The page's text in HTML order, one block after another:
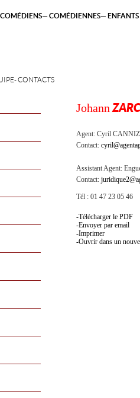
CONTACTS
COMÉDIENS COMÉDIENNES
Johann
Agent: Cyril
Contact:
Assistant Agent:
Contact:
Tél : 01 47 23 05 46
Télécharger le PDF
Envoyer par email
Imprimer
Ouvrir dans un